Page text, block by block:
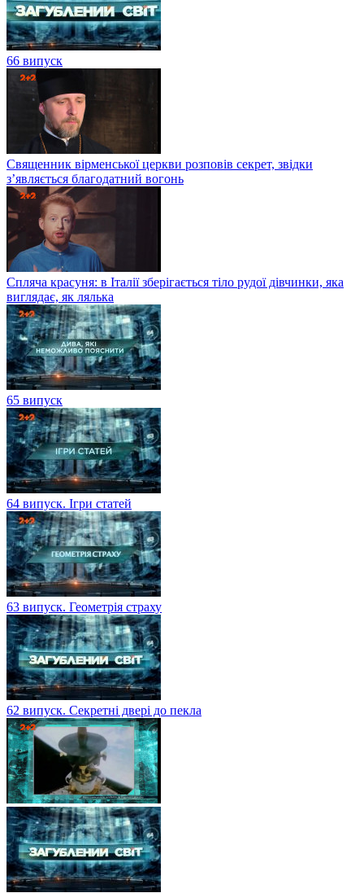
66 випуск
Священник вірменської церкви розповів секрет, звідки
з’являється благодатний вогонь
Спляча красуня: в Італії зберігається тіло рудої дівчинки, яка
виглядає, як лялька
65 випуск
64 випуск. Ігри статей
63 випуск. Геометрія страху
62 випуск. Секретні двері до пекла